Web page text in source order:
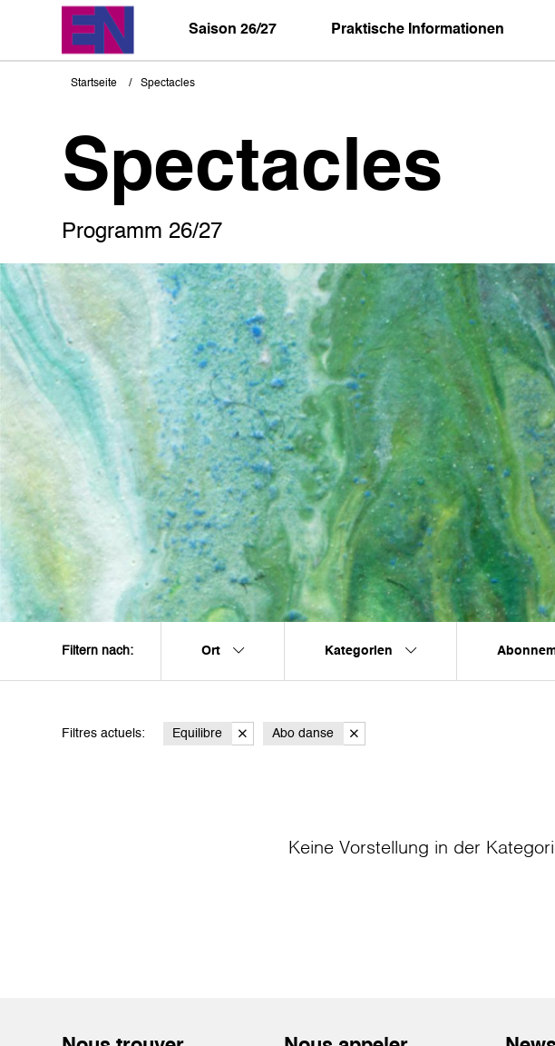
Saison 26/27 Praktische Informationen
Pfadnavigation
Startseite Spectacles
Spectacles
Programm 26/27
Filtern nach: Ort Kategorien
Filtres actuels: Equilibre Abo danse
Keine Vorstellung in der